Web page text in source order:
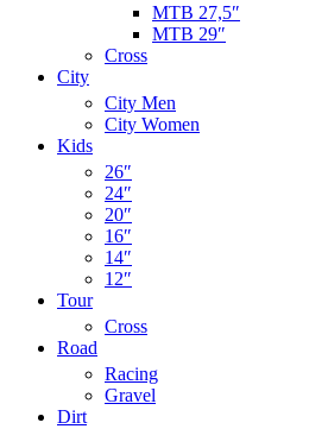
MTB 27,5″
MTB 29″
Cross
City
City Men
City Women
Kids
26″
24″
20″
16″
14″
12″
Tour
Cross
Road
Racing
Gravel
Dirt